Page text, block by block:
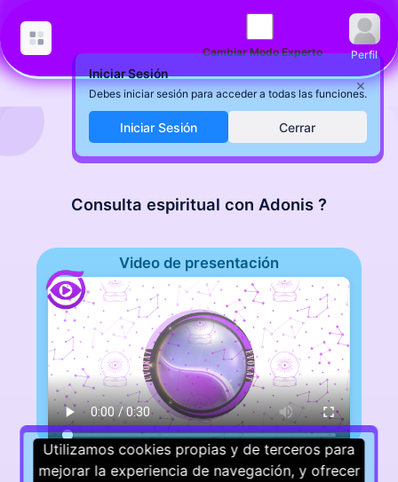
Cambiar Modo Experto Perfil
Iniciar Sesión
×
Debes iniciar sesión para acceder a todas las funciones.
Iniciar Sesión Cerrar
Consulta espiritual con Adonis ?
Video de presentación
Utilizamos cookies propias y de terceros para
mejorar la experiencia de navegación, y ofrecer